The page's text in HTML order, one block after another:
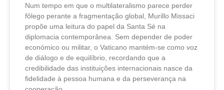
Num tempo em que o multilateralismo parece perder
fôlego perante a fragmentação global, Murillo Missaci
propõe uma leitura do papel da Santa Sé na
diplomacia contemporânea. Sem depender de poder
económico ou militar, o Vaticano mantém-se como voz
de diálogo e de equilíbrio, recordando que a
credibilidade das instituições internacionais nasce da
fidelidade à pessoa humana e da perseverança na